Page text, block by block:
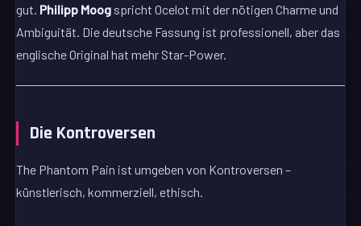
gut. Philipp Moog spricht Ocelot mit der nötigen Charme und
Ambiguität. Die deutsche Fassung ist professionell, aber das
englische Original hat mehr Star-Power.
Die Kontroversen
The Phantom Pain ist umgeben von Kontroversen –
künstlerisch, kommerziell, ethisch.